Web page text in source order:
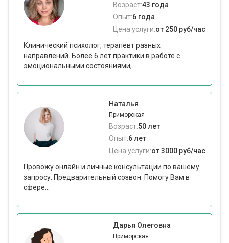
Возраст:43 года
Опыт:6 года
Цена услуги:от 250 руб/час
Клинический психолог, терапевт разных
направлений. Более 6 лет практики в работе с
эмоциональными состояниями,...
Наталья
Приморская
Возраст:50 лет
Опыт:6 лет
Цена услуги:от 3000 руб/час
Провожу онлайн и личные консультации по вашему
запросу. Предварительный созвон. Помогу Вам в
сфере...
Дарья Олеговна
Приморская